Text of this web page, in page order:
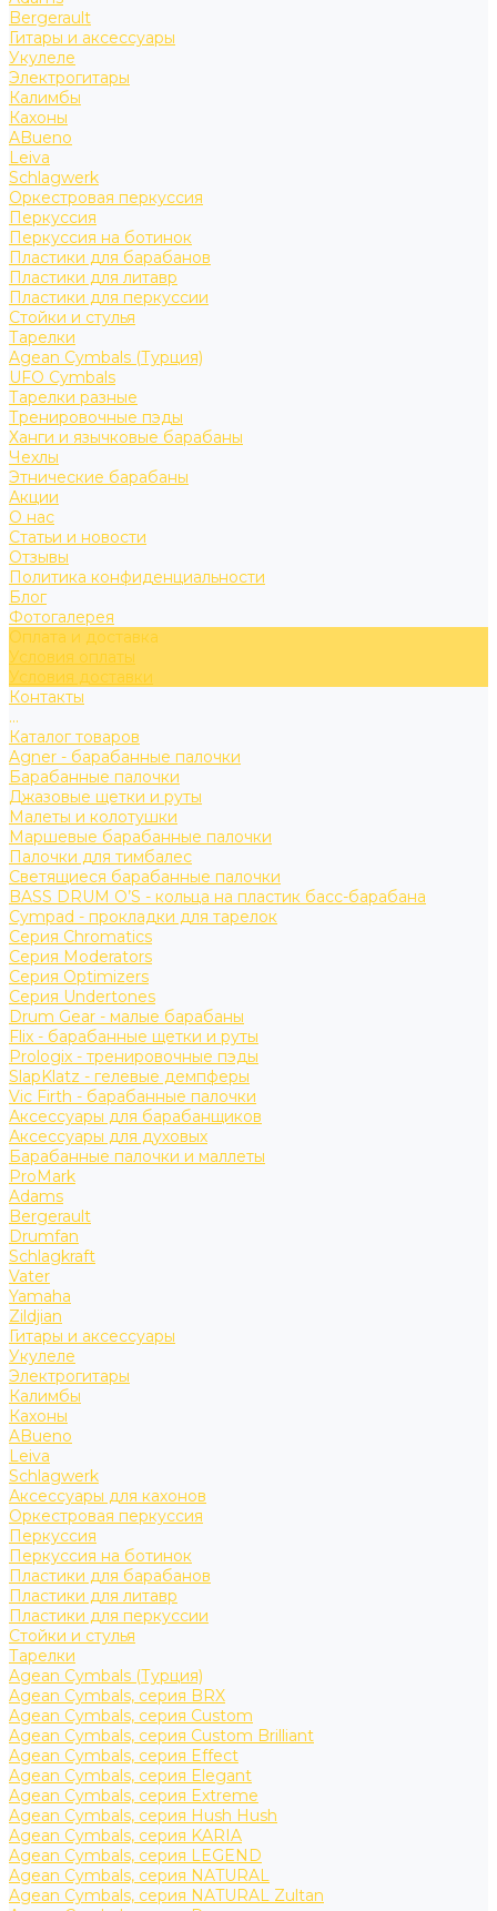
Bergerault
Гитары и аксессуары
Укулеле
Электрогитары
Калимбы
Кахоны
ABueno
Leiva
Schlagwerk
Оркестровая перкуссия
Перкуссия
Перкуссия на ботинок
Пластики для барабанов
Пластики для литавр
Пластики для перкуссии
Стойки и стулья
Тарелки
Agean Cymbals (Турция)
UFO Cymbals
Тарелки разные
Тренировочные пэды
Ханги и язычковые барабаны
Чехлы
Этнические барабаны
Акции
О нас
Статьи и новости
Отзывы
Политика конфиденциальности
Блог
Фотогалерея
Оплата и доставка
Условия оплаты
Условия доставки
Контакты
...
Каталог товаров
Agner - барабанные палочки
Барабанные палочки
Джазовые щетки и руты
Малеты и колотушки
Маршевые барабанные палочки
Палочки для тимбалес
Светящиеся барабанные палочки
BASS DRUM O’S - кольца на пластик басс-барабана
Cympad - прокладки для тарелок
Серия Chromatics
Серия Moderators
Серия Optimizers
Серия Undertones
Drum Gear - малые барабаны
Flix - барабанные щетки и руты
Prologix - тренировочные пэды
SlapKlatz - гелевые демпферы
Vic Firth - барабанные палочки
Аксессуары для барабанщиков
Аксессуары для духовых
Барабанные палочки и маллеты
ProMark
Adams
Bergerault
Drumfan
Schlagkraft
Vater
Yamaha
Zildjian
Гитары и аксессуары
Укулеле
Электрогитары
Калимбы
Кахоны
ABueno
Leiva
Schlagwerk
Аксессуары для кахонов
Оркестровая перкуссия
Перкуссия
Перкуссия на ботинок
Пластики для барабанов
Пластики для литавр
Пластики для перкуссии
Стойки и стулья
Тарелки
Agean Cymbals (Турция)
Agean Cymbals, серия BRX
Agean Cymbals, серия Custom
Agean Cymbals, серия Custom Brilliant
Agean Cymbals, серия Effect
Agean Cymbals, серия Elegant
Agean Cymbals, серия Extreme
Agean Cymbals, серия Hush Hush
Agean Cymbals, серия KARIA
Agean Cymbals, серия LEGEND
Agean Cymbals, серия NATURAL
Agean Cymbals, серия NATURAL Zultan